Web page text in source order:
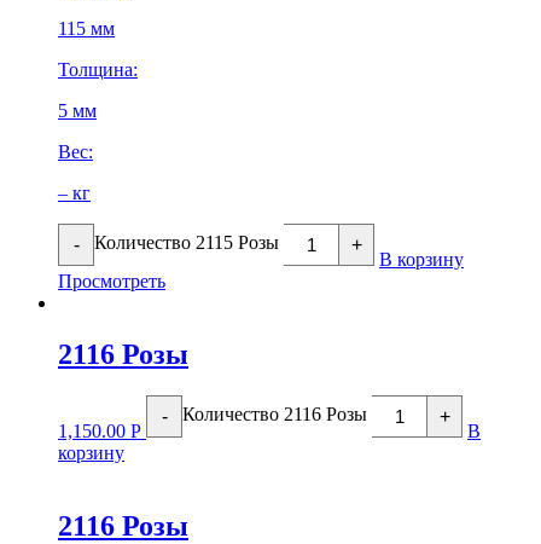
115 мм
Толщина:
5 мм
Вес:
– кг
- Количество 2115 Розы +
В корзину
Просмотреть
2116 Розы
1,150.00 Р
- Количество 2116 Розы +
В
корзину
2116 Розы